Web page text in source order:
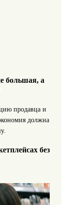
большая, а
продавца и
должна
без